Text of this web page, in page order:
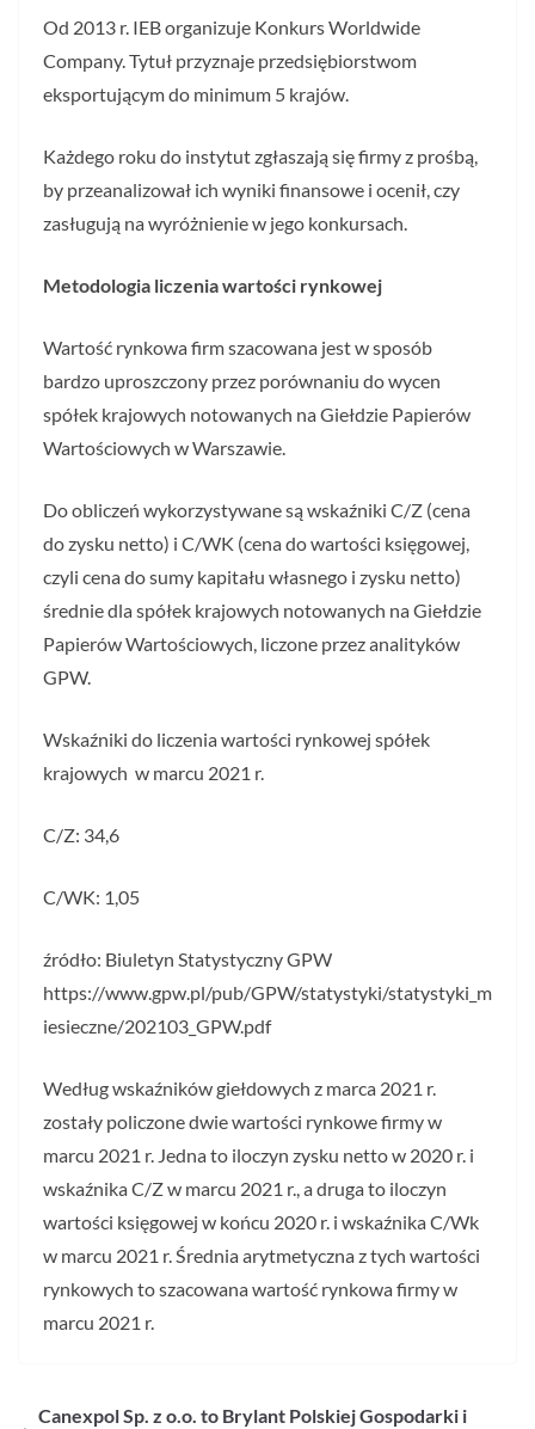
Od 2013 r. IEB organizuje Konkurs Worldwide
Company. Tytuł przyznaje przedsiębiorstwom
eksportującym do minimum 5 krajów.
Każdego roku do instytut zgłaszają się firmy z prośbą,
by przeanalizował ich wyniki finansowe i ocenił, czy
zasługują na wyróżnienie w jego konkursach.
Metodologia liczenia wartości rynkowej
Wartość rynkowa firm szacowana jest w sposób
bardzo uproszczony przez porównaniu do wycen
spółek krajowych notowanych na Giełdzie Papierów
Wartościowych w Warszawie.
Do obliczeń wykorzystywane są wskaźniki C/Z (cena
do zysku netto) i C/WK (cena do wartości księgowej,
czyli cena do sumy kapitału własnego i zysku netto)
średnie dla spółek krajowych notowanych na Giełdzie
Papierów Wartościowych, liczone przez analityków
GPW.
Wskaźniki do liczenia wartości rynkowej spółek
krajowych w marcu 2021 r.
C/Z: 34,6
C/WK: 1,05
źródło: Biuletyn Statystyczny GPW
https://www.gpw.pl/pub/GPW/statystyki/statystyki_m
iesieczne/202103_GPW.pdf
Według wskaźników giełdowych z marca 2021 r.
zostały policzone dwie wartości rynkowe firmy w
marcu 2021 r. Jedna to iloczyn zysku netto w 2020 r. i
wskaźnika C/Z w marcu 2021 r., a druga to iloczyn
wartości księgowej w końcu 2020 r. i wskaźnika C/Wk
w marcu 2021 r. Średnia arytmetyczna z tych wartości
rynkowych to szacowana wartość rynkowa firmy w
marcu 2021 r.
Canexpol Sp. z o.o. to Brylant Polskiej Gospodarki i